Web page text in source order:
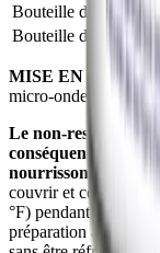
Bouteille de 180 mL
Bouteille de 240 mL
MISE EN GARDE:
micro-ondes. De
Le non-respect de
conséquences.
nourrissons peut se
couvrir et conserver
°F) pendant un
préparation apprêtée